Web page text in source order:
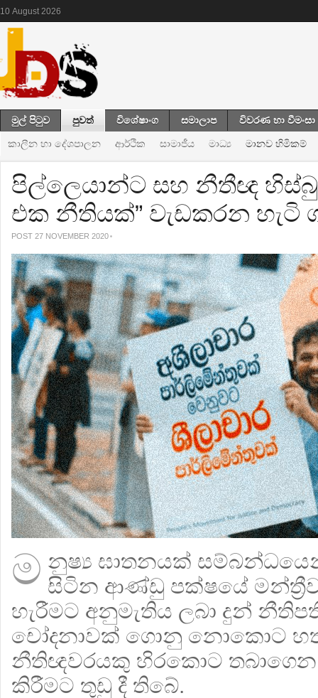
10 August 2026
මුල් පිටුව පුවත් විශේෂාංග සමාලාප විවරණ හා වීමංසා
කාලීන හා දේශපාලන ආර්ථික සාමාජීය මාධ්‍ය මානව හිමිකම්
පිල්ලෙයාන්ට සහ නීතීඥ
එක නීතියක්” වැඩකරන හැටි
POST 27 NOVEMBER 2020
ම නුෂ්‍ය ඝාතනයක්
සිටින ආණ්ඩු පක්ෂයේ
හැරීමට අනුමැතිය ලබා දුන්
චෝදනාවක් ගොනු නොකොට
නීතිඥවරයකු හිරකොට තබාගෙන
කිරීමට තුඩු දී තිබේ.